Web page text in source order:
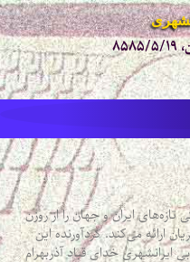
تازه‌های ایران و جهان را از روزن
ارائه می‌کند. گردآورنده این
ایرانشهری خدای قباد آذربهرام